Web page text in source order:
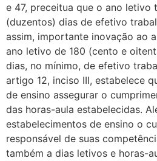
e 47, preceitua que o ano letivo
(duzentos) dias de efetivo
assim, importante inovação ao
ano letivo de 180 (cento e
dias, no mínimo, de efetivo
artigo 12, inciso III, estabelece
de ensino assegurar o
das horas-aula estabelecidas.
estabelecimentos de ensino o
responsável de suas
também a dias letivos e horas-